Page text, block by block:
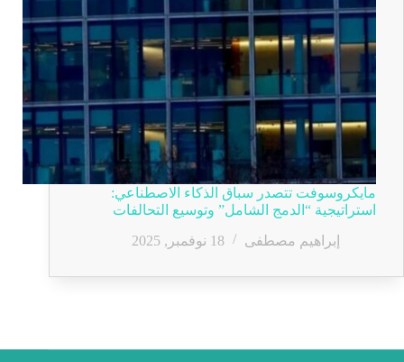
مايكروسوفت تتصدر سباق الذكاء الاصطناعي:
استراتيجية “الدمج الشامل” وتوسيع التحالفات
إبراهيم مصطفى
18 نوفمبر, 2025